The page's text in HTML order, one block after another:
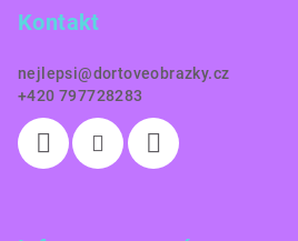
Kontakt
nejlepsi@dortoveobrazky.cz
+420 797728283